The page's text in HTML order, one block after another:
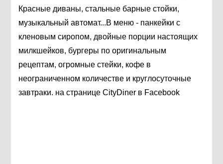
Красные диваны, стальные барные стойки,
музыкальный автомат...В меню - панкейки с
кленовым сиропом, двойные порции настоящих
милкшейков, бургеры по оригинальным
рецептам, огромные стейки, кофе в
неограниченном количестве и круглосуточные
завтраки. на странице CityDiner в Facebook